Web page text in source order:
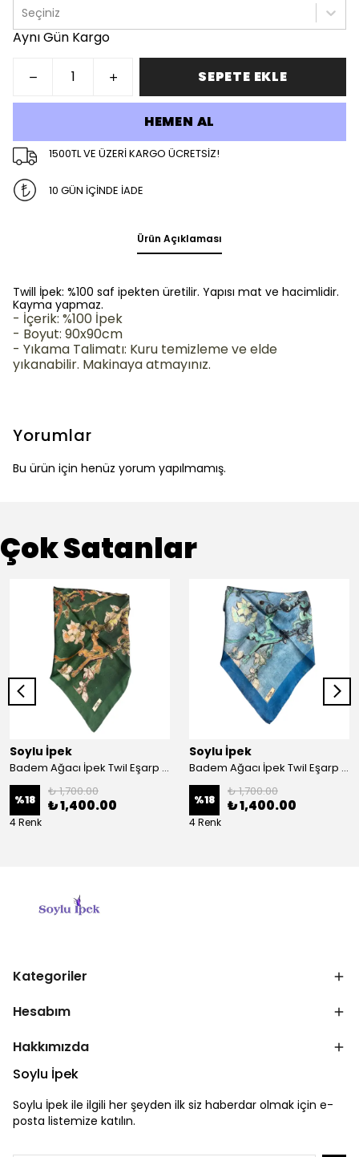
Seçiniz
Aynı Gün Kargo
SEPETE EKLE
HEMEN AL
1500TL VE ÜZERİ KARGO ÜCRETSİZ!
10 GÜN İÇİNDE İADE
Ürün Açıklaması
Twill İpek: %100 saf ipekten üretilir. Yapısı mat ve hacimlidir.
Kayma yapmaz.
- İçerik: %100 İpek
- Boyut: 90x90cm
- Yıkama Talimatı: Kuru temizleme ve elde
yıkanabilir. Makinaya atmayınız.
Yorumlar
Bu ürün için henüz yorum yapılmamış.
Çok Satanlar
Soylu İpek
Badem Ağacı İpek Twil Eşarp - Haki
%18
₺ 1,700.00
₺ 1,400.00
4 Renk
Soylu İpek
Badem Ağacı İpek Twil Eşarp - Mavi
%18
₺ 1,700.00
₺ 1,400.00
4 Renk
Kategoriler
Hesabım
Hakkımızda
Soylu İpek
Soylu İpek ile ilgili her şeyden ilk siz haberdar olmak için e-
posta listemize katılın.